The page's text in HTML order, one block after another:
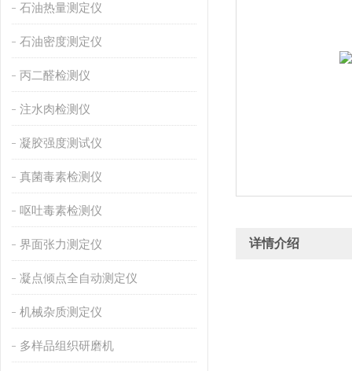
石油热量测定仪
石油密度测定仪
丙二醛检测仪
注水肉检测仪
凝胶强度测试仪
真菌毒素检测仪
呕吐毒素检测仪
界面张力测定仪
凝点倾点全自动测定仪
机械杂质测定仪
多样品组织研磨机
详情介绍